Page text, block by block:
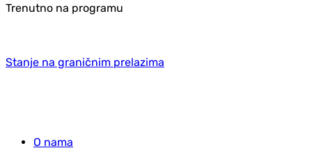
Trenutno na programu
Stanje na graničnim prelazima
O nama